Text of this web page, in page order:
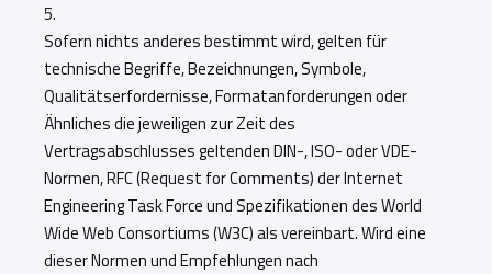
5.
Sofern nichts anderes bestimmt wird, gelten für
technische Begriffe, Bezeichnungen, Symbole,
Qualitätserfordernisse, Formatanforderungen oder
Ähnliches die jeweiligen zur Zeit des
Vertragsabschlusses geltenden DIN-, ISO- oder VDE-
Normen, RFC (Request for Comments) der Internet
Engineering Task Force und Spezifikationen des World
Wide Web Consortiums (W3C) als vereinbart. Wird eine
dieser Normen und Empfehlungen nach